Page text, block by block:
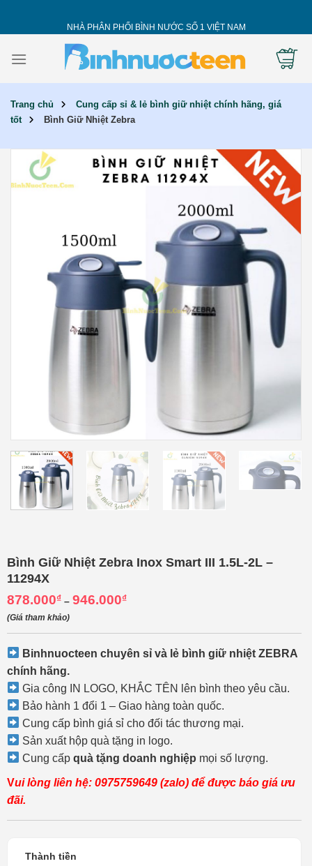
NHÀ PHÂN PHỐI BÌNH NƯỚC SỐ 1 VIỆT NAM
Trang chủ
Cung cấp sỉ & lẻ bình giữ nhiệt chính hãng, giá
tốt
Bình Giữ Nhiệt Zebra
Bình Giữ Nhiệt Zebra Inox Smart III 1.5L-2L –
11294X
878.000₫ – 946.000₫Khoảng
đến
946.000₫
(Giá tham khảo)
Binhnuocteen chuyên sỉ và lẻ bình giữ nhiệt ZEBRA
chính hãng.
Gia công IN LOGO, KHẮC TÊN lên bình theo yêu cầu.
Bảo hành 1 đổi 1 – Giao hàng toàn quốc.
Cung cấp bình giá sỉ cho đối tác thương mại.
Sản xuất hộp quà tặng in logo.
Cung cấpquà tặng doanh nghiệp mọi số lượng.
Vuilòng liên hệ: 0975759649 (zalo) để được báo giá ưu
đãi.
Thành tiền